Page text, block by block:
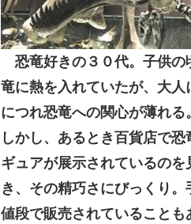
恐竜好きの３０代。子供の
竜に熱を入れていたが、大人
につれ恐竜への関心が薄れる。
しかし、あるとき百貨店で恐
ギュアが展示されているのを
き、その精巧さにびっくり。
値段で販売されていることも